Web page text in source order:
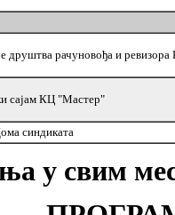
друштва рачуновођа и
сајам КЦ "Мастер"
синдиката
у свим